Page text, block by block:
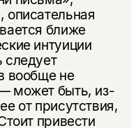
описательная
ближе
интуиции
следует
вообще не
может быть, из-
от присутствия,
привести